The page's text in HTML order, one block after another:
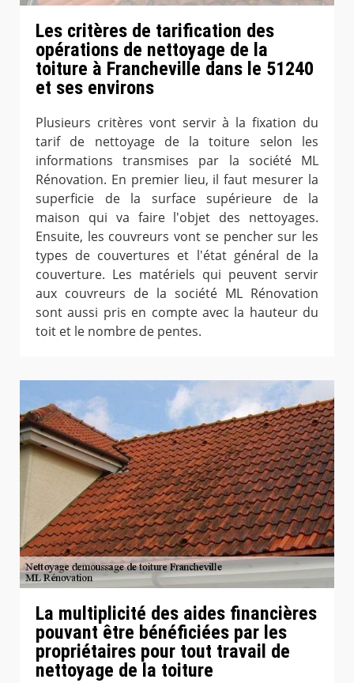
Les critères de tarification des
opérations de nettoyage de la
toiture à Francheville dans le 51240
et ses environs
Plusieurs critères vont servir à la fixation du
tarif de nettoyage de la toiture selon les
informations transmises par la société ML
Rénovation. En premier lieu, il faut mesurer la
superficie de la surface supérieure de la
maison qui va faire l'objet des nettoyages.
Ensuite, les couvreurs vont se pencher sur les
types de couvertures et l'état général de la
couverture. Les matériels qui peuvent servir
aux couvreurs de la société ML Rénovation
sont aussi pris en compte avec la hauteur du
toit et le nombre de pentes.
La multiplicité des aides financières
pouvant être bénéficiées par les
propriétaires pour tout travail de
nettoyage de la toiture